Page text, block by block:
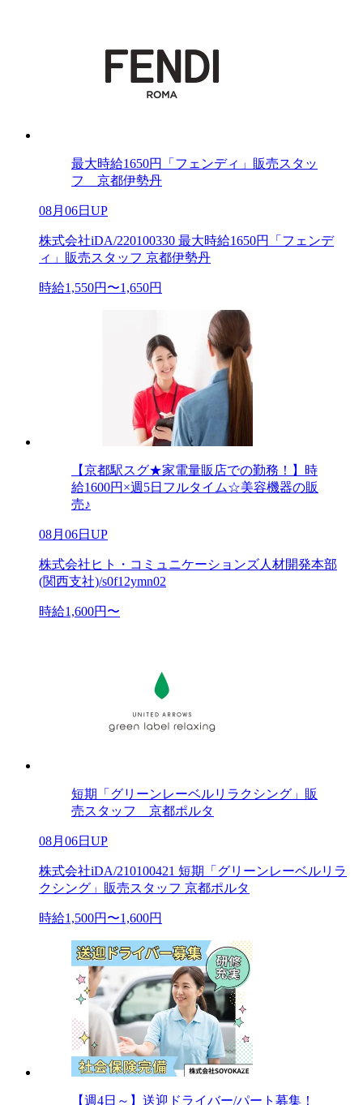
最大時給1650円「フェンディ」販売スタッ
フ 京都伊勢丹
08月06日UP
株式会社iDA/220100330 最大時給1650円「フェンデ
ィ」販売スタッフ 京都伊勢丹
時給1,550円〜1,650円
【京都駅スグ★家電量販店での勤務！】時
給1600円×週5日フルタイム☆美容機器の販
売♪
08月06日UP
株式会社ヒト・コミュニケーションズ人材開発本部
(関西支社)/s0f12ymn02
時給1,600円〜
短期「グリーンレーベルリラクシング」販
売スタッフ 京都ポルタ
08月06日UP
株式会社iDA/210100421 短期「グリーンレーベルリラ
クシング」販売スタッフ 京都ポルタ
時給1,500円〜1,600円
【週4日～】送迎ドライバー/パート募集！